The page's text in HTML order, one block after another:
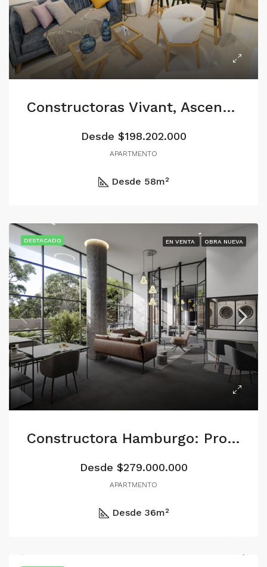
Constructoras Vivant, Ascenso, Locale: Aguavida Parque Residencial
Desde $198.202.000
APARTMENTO
Desde 58m²
DESTACADO EN VENTA OBRA NUEVA
Constructora Hamburgo: Proyecto Dossel 134
Desde $279.000.000
APARTMENTO
Desde 36m²